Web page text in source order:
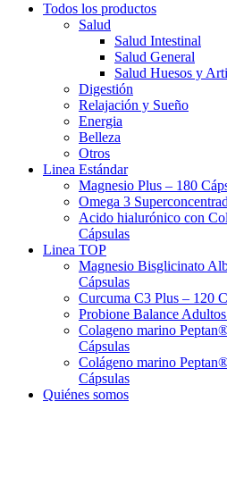
Todos los productos
Salud
Salud Intestinal
Salud General
Salud Huesos y
Digestión
Relajación y Sueño
Energia
Belleza
Otros
Linea Estándar
Magnesio Plus – 180
Omega 3
Acido hialurónico con
Cápsulas
Linea TOP
Magnesio Bisglicinato
Cápsulas
Curcuma C3 Plus – 120
Probione Balance
Colageno marino
Cápsulas
Colágeno marino
Cápsulas
Quiénes somos